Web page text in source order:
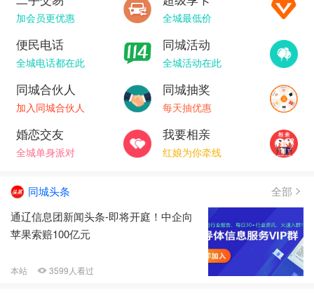
加会员更优惠 全城最低价
便民电话
全城电话都在此
同城活动
全城活动在此
同城合伙人
加入同城合伙人
同城抽奖
每天抽优惠
婚恋交友
全城单身派对
我要相亲
红娘为你牵线
同城头条
全部
通辽信息团新闻头条-即将开庭！中企向
苹果索赔100亿元
本站 3599人看过